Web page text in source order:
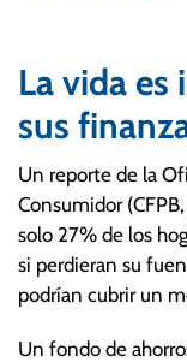
La vida
sus
Un reporte de la
Consumidor
solo 27% de los
si perdieran su
podrían cubrir un
Un fondo de